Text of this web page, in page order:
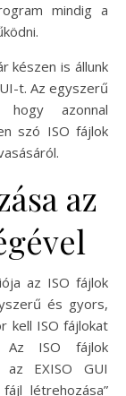
mindig a
készen is állunk
t. Az egyszerű
azonnal
szó ISO fájlok
az
az ISO fájlok
és gyors,
kell ISO fájlokat
Az ISO fájlok
EXISO GUI
létrehozása”